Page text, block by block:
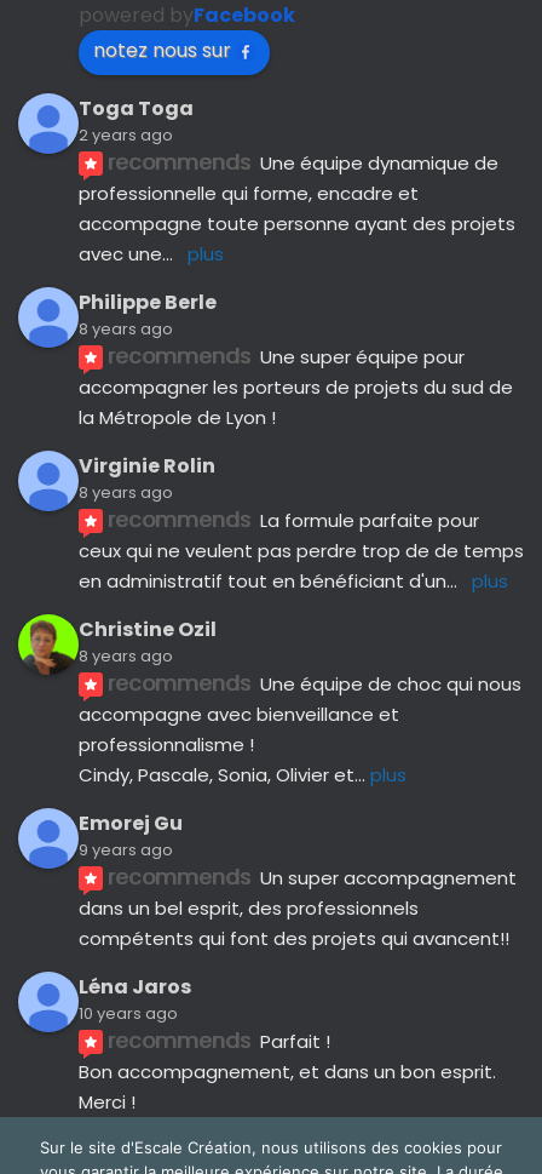
powered byFacebook
notez nous sur
Toga Toga
2 years ago
recommends Une équipe dynamique de
professionnelle qui forme, encadre et
accompagne toute personne ayant des projets
avec une... plus
Philippe Berle
8 years ago
recommends Une super équipe pour
accompagner les porteurs de projets du sud de
la Métropole de Lyon !
Virginie Rolin
8 years ago
recommends La formule parfaite pour
ceux qui ne veulent pas perdre trop de de temps
en administratif tout en bénéficiant d'un... plus
Christine Ozil
8 years ago
recommends Une équipe de choc qui nous
accompagne avec bienveillance et
professionnalisme !
Cindy, Pascale, Sonia, Olivier et... plus
Emorej Gu
9 years ago
recommends Un super accompagnement
dans un bel esprit, des professionnels
compétents qui font des projets qui avancent!!
Léna Jaros
10 years ago
recommends Parfait !
Bon accompagnement, et dans un bon esprit.
Merci !
Avis suivants
Sur le site d'Escale Création, nous utilisons des cookies pour